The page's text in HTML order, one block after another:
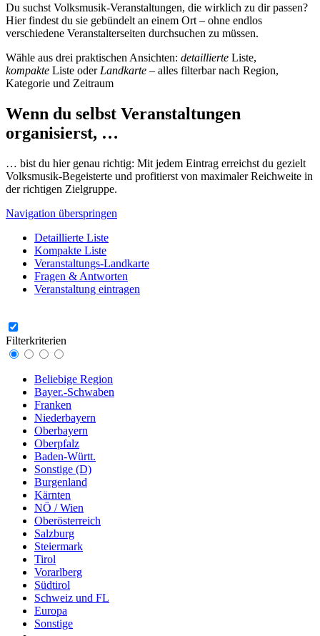
Du suchst Volksmusik-Veranstaltungen, die wirklich zu dir passen?
Hier findest du sie gebündelt an einem Ort – ohne endlos
verschiedene Veranstalterseiten durchsuchen zu müssen.
Wähle aus drei praktischen Ansichten: detaillierte Liste,
kompakte Liste oder Landkarte – alles filterbar nach Region,
Kategorie und Zeitraum
Wenn du selbst Veranstaltungen
organisierst, …
… bist du hier genau richtig: Mit jedem Eintrag erreichst du gezielt
Volksmusik-Begeisterte und profitierst von maximaler Reichweite in
der richtigen Zielgruppe.
Navigation überspringen
Detaillierte Liste
Kompakte Liste
Veranstaltungs-Landkarte
Fragen & Antworten
Veranstaltung eintragen
Filterkriterien
Beliebige Region
Bayer.-Schwaben
Franken
Niederbayern
Oberbayern
Oberpfalz
Baden-Württ.
Sonstige (D)
Burgenland
Kärnten
NÖ / Wien
Oberösterreich
Salzburg
Steiermark
Tirol
Vorarlberg
Südtirol
Schweiz und FL
Europa
Sonstige